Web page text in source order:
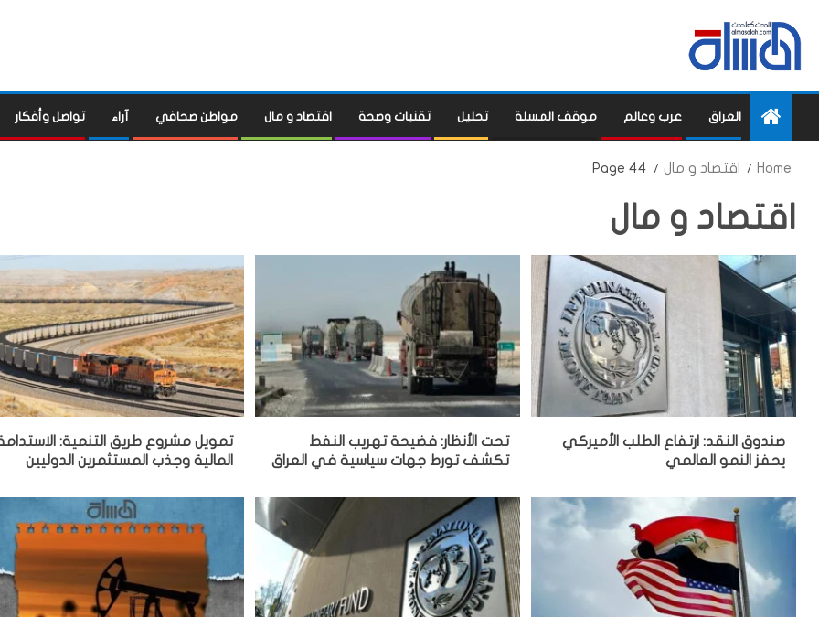
العراق عرب وعالم موقف المسلة تحليل تقنيات وصحة اقتصاد و مال مواطن صحافي آراء تواصل وأفكار
Home اقتصاد و مال Page 44
اقتصاد و مال
صندوق النقد: ارتفاع الطلب الأميركي
يحفز النمو العالمي
تحت الأنظار: فضيحة تهريب النفط
تكشف تورط جهات سياسية في العراق
تمويل مشروع طريق التنمية:
المالية وجذب المستثمرين الدوليين